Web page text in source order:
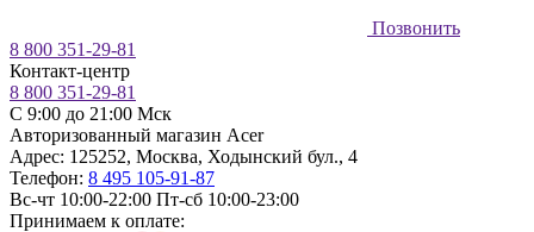
Позвонить
8 800 351-29-81
Контакт-центр
8 800 351-29-81
C 9:00 до 21:00 Мск
Авторизованный магазин Acer
Адрес: 125252, Москва, Ходынский бул., 4
Телефон: 8 495 105-91-87
Вс-чт 10:00-22:00 Пт-сб 10:00-23:00
Принимаем к оплате: